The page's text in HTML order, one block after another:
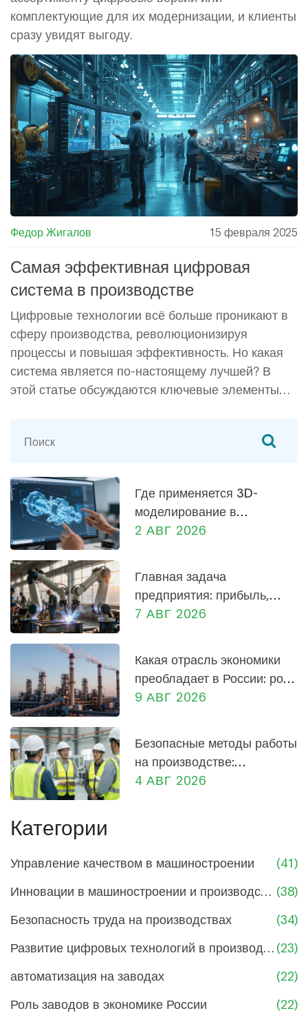
комплектующие для их модернизации, и клиенты
сразу увидят выгоду.
Федор Жигалов 15 февраля 2025
Самая эффективная цифровая
система в производстве
Цифровые технологии всё больше проникают в
сферу производства, революционизируя
процессы и повышая эффективность. Но какая
система является по-настоящему лучшей? В
этой статье обсуждаются ключевые элементы
применения на производстве и советы по
предприятия. Также рассматриваются
преимущества и вызовы, с которыми могут
столкнуться производства при внедрении
цифровых технологий.
Где применяется 3D-
моделирование в
машиностроении: от
2 АВГ 2026
Главная задача
предприятия: прибыль,
социальная роль и
7 АВГ 2026
Какая отрасль экономики
преобладает в России: роль
промышленности и заводов
9 АВГ 2026
Безопасные методы работы
на производстве:
практическое руководство
4 АВГ 2026
Категории
Управление качеством в машиностроении
(41)
Инновации в машиностроении и производстве (38)
Безопасность труда на производствах
(34)
Развитие цифровых технологий в производстве (23)
автоматизация на заводах
(22)
Роль заводов в экономике России
(22)